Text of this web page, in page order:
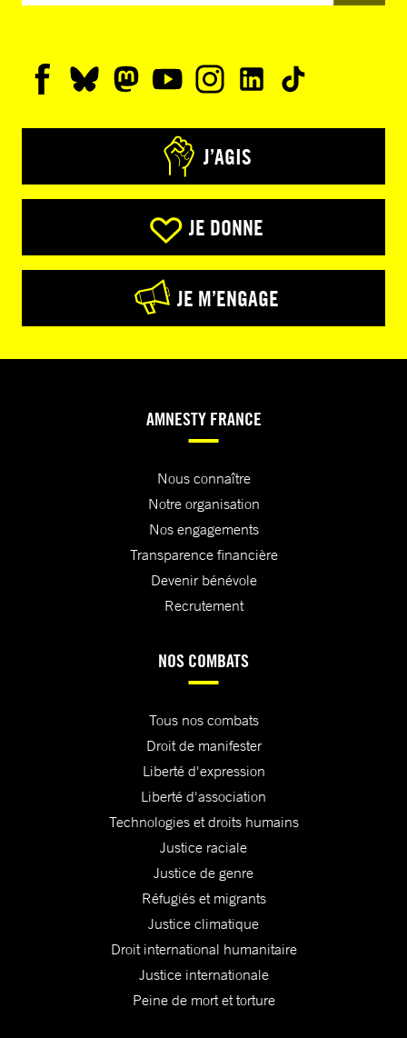
J’AGIS
JE DONNE
JE M’ENGAGE
AMNESTY FRANCE
Nous connaître
Notre organisation
Nos engagements
Transparence financière
Devenir bénévole
Recrutement
NOS COMBATS
Tous nos combats
Droit de manifester
Liberté d'expression
Liberté d'association
Technologies et droits humains
Justice raciale
Justice de genre
Réfugiés et migrants
Justice climatique
Droit international humanitaire
Justice internationale
Peine de mort et torture